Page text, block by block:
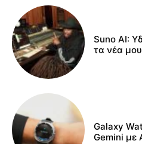
Suno AI:
τα νέα
Galaxy
Gemini με